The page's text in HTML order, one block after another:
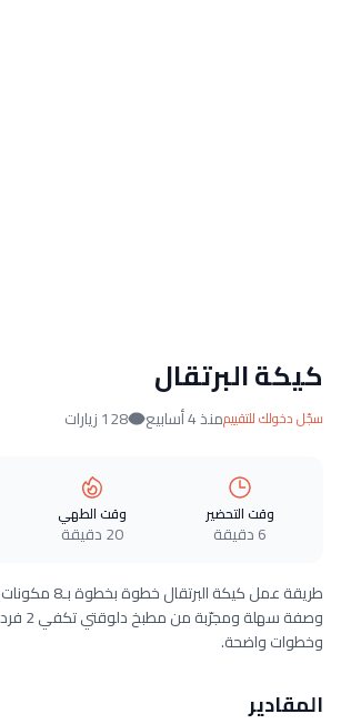
كيكة البرتقال
سجّل دخولك للتقييممنذ 4 أسابيع 128 زيارات
وقت التحضير
6 دقيقة
وقت الطهي
20 دقيقة
وصفة
وخطوات واضحة.
المقادير